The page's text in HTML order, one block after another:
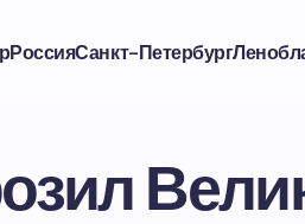
РоссияСанкт-Петербург